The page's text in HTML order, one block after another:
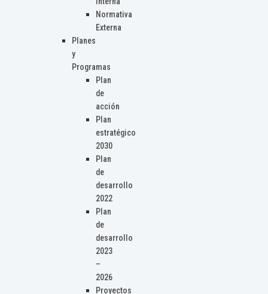
Normativa
Externa
Planes
y
Programas
Plan
de
acción
Plan
estratégico
2030
Plan
de
desarrollo
2022
Plan
de
desarrollo
2023
–
2026
Proyectos